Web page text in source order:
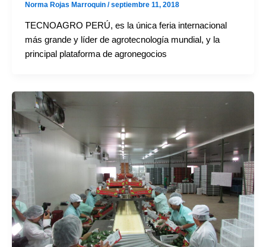
Norma Rojas Marroquin /septiembre 11, 2018
TECNOAGRO PERÚ, es la única feria internacional
más grande y líder de agrotecnología mundial, y la
principal plataforma de agronegocios